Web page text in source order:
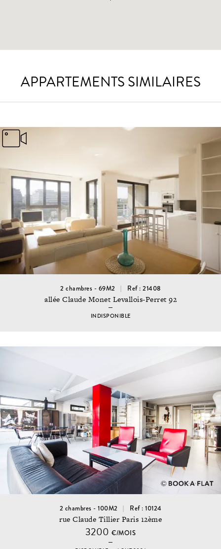
APPARTEMENTS SIMILAIRES
2 chambres - 69M2 Ref : 21408
allée Claude Monet Levallois-Perret 92
INDISPONIBLE
2 chambres - 100M2 Ref : 10124
rue Claude Tillier Paris 12ème
3200€/MOIS